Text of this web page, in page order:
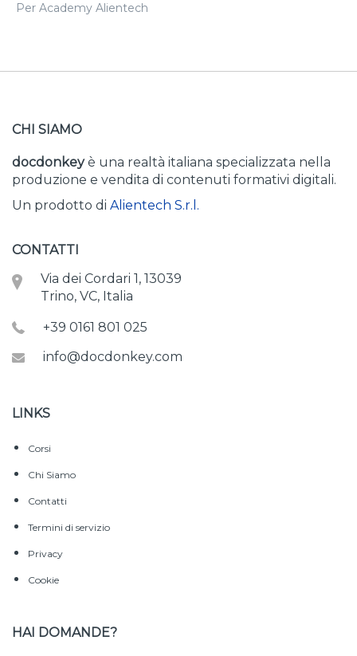
Per Academy Alientech
CHI SIAMO
docdonkeyè una realtà italiana specializzata nella
produzione e vendita di contenuti formativi digitali.
Un prodotto di Alientech S.r.l.
CONTATTI
Via dei Cordari 1, 13039
Trino, VC, Italia
+39 0161 801 025
info@docdonkey.com
LINKS
Corsi
Chi Siamo
Contatti
Termini di servizio
Privacy
Cookie
HAI DOMANDE?